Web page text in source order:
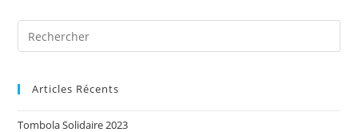
Articles Récents
Tombola Solidaire 2023